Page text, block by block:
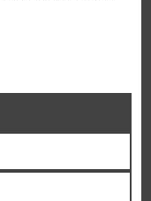
automatisch auf